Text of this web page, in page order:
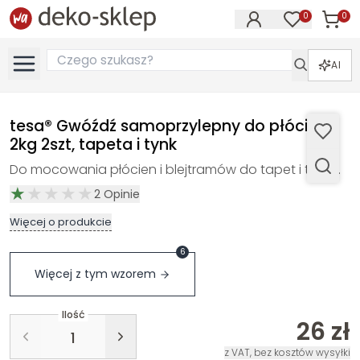
0 0
AI
tesa® Gwóźdź samoprzylepny do płócien
2kg 2szt, tapeta i tynk
Do mocowania płócien i blejtramów do tapet i tynku.
2 Opinie
Więcej o produkcie
Więcej z tym wzorem
6
Ilość
26 zł
z VAT, bez kosztów wysyłki